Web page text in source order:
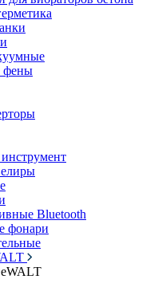
фены
Bluetooth
фонари